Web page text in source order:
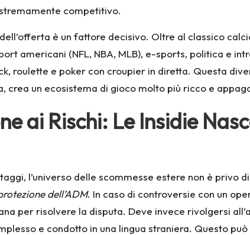
competitivo.
è un fattore decisivo. Oltre al classico
americani (NFL, NBA, MLB), e-sports, politica e
roulette e poker con croupier in diretta. Questa
crea un ecosistema di gioco molto più ricco e
ai Rischi: Le Insidie
l’universo delle scommesse estere non è
dell’ADM. In caso di controversie con un
per risolvere la disputa. Deve invece rivolgersi
e condotto in una lingua straniera. Questo